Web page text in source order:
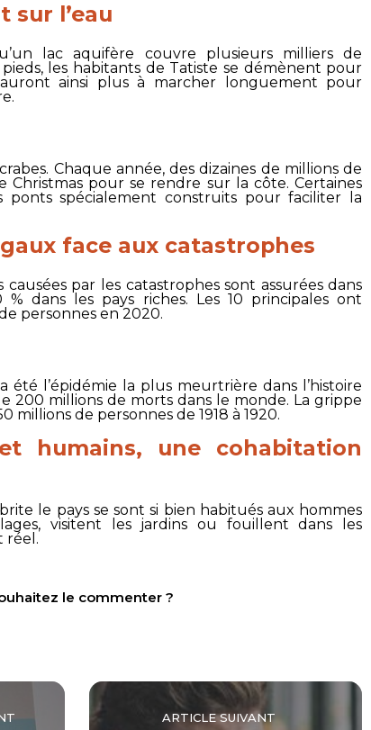
sur l’eau
lac aquifère couvre plusieurs milliers de
les habitants de Tatiste se démènent pour
ainsi plus à marcher longuement pour
Chaque année, des dizaines de millions de
Christmas pour se rendre sur la côte. Certaines
spécialement construits pour faciliter la
face aux catastrophes
par les catastrophes sont assurées dans
dans les pays riches. Les 10 principales ont
personnes en 2020.
été l’épidémie la plus meurtrière dans l’histoire
200 millions de morts dans le monde. La grippe
millions de personnes de 1918 à 1920.
humains, une cohabitation
le pays se sont si bien habitués aux hommes
visitent les jardins ou fouillent dans les
réel.
le commenter ?
ARTICLE SUIVANT